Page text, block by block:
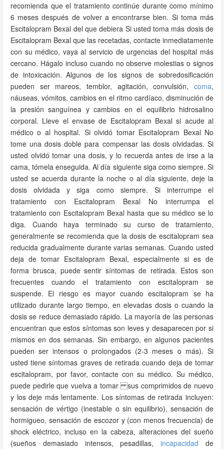
recomienda que el tratamiento continúe durante como mínimo
6 meses después de volver a encontrarse bien. Si toma más
Escitalopram Bexal del que debiera Si usted toma más dosis de
Escitalopram Bexal que las recetadas, contacte inmediatamente
con su médico, vaya al servicio de urgencias del hospital más
cercano. Hágalo incluso cuando no observe molestias o signos
de intoxicación. Algunos de los signos de sobredosificación
pueden ser mareos, temblor, agitación, convulsión, coma,
náuseas, vómitos, cambios en el ritmo cardíaco, disminución de
la presión sanguínea y cambios en el equilibrio hidrosalino
corporal. Lleve el envase de Escitalopram Bexal si acude al
médico o al hospital. Si olvidó tomar Escitalopram Bexal No
tome una dosis doble para compensar las dosis olvidadas. Si
usted olvidó tomar una dosis, y lo recuerda antes de irse a la
cama, tómela enseguida. Al día siguiente siga como siempre. Si
usted se acuerda durante la noche o al día siguiente, deje la
dosis olvidada y siga como siempre. Si interrumpe el
tratamiento con Escitalopram Bexal No interrumpa el
tratamiento con Escitalopram Bexal hasta que su médico se lo
diga. Cuando haya terminado su curso de tratamiento,
generalmente se recomienda que la dosis de escitalopram sea
reducida gradualmente durante varias semanas. Cuando usted
deja de tomar Escitalopram Bexal, especialmente si es de
forma brusca, puede sentir síntomas de retirada. Estos son
frecuentes cuando el tratamiento con escitalopram se
suspende. El riesgo es mayor cuando escitalopram se ha
utilizado durante largo tiempo, en elevadas dosis o cuando la
dosis se reduce demasiado rápido. La mayoría de las personas
encuentran que estos síntomas son leves y desaparecen por si
mismos en dos semanas. Sin embargo, en algunos pacientes
pueden ser intensos o prolongados (2-3 meses o más). Si
usted tiene síntomas graves de retirada cuando deja de tomar
escitalopram, por favor, contacte con su médico. Su médico,
puede pedirle que vuelva a tomar sus comprimidos de nuevo
y los deje más lentamente. Los síntomas de retirada incluyen:
sensación de vértigo (inestable o sin equilibrio), sensación de
hormigueo, sensación de escozor y (con menos frecuencia) de
shock eléctrico, incluso en la cabeza, alteraciones del sueño
(sueños demasiado intensos, pesadillas,incapacidad de